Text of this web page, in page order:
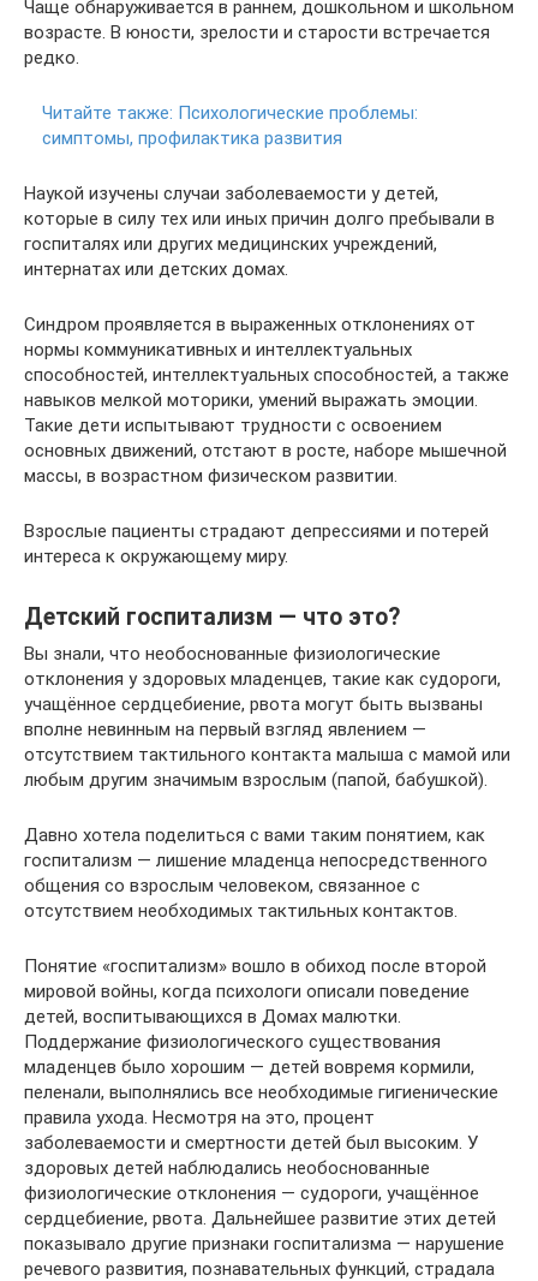
Чаще обнаруживается в раннем, дошкольном и школьном
возрасте. В юности, зрелости и старости встречается
редко.
Читайте также: Психологические проблемы:
симптомы, профилактика развития
Наукой изучены случаи заболеваемости у детей,
которые в силу тех или иных причин долго пребывали в
госпиталях или других медицинских учреждений,
интернатах или детских домах.
Синдром проявляется в выраженных отклонениях от
нормы коммуникативных и интеллектуальных
способностей, интеллектуальных способностей, а также
навыков мелкой моторики, умений выражать эмоции.
Такие дети испытывают трудности с освоением
основных движений, отстают в росте, наборе мышечной
массы, в возрастном физическом развитии.
Взрослые пациенты страдают депрессиями и потерей
интереса к окружающему миру.
Детский госпитализм — что это?
Вы знали, что необоснованные физиологические
отклонения у здоровых младенцев, такие как судороги,
учащённое сердцебиение, рвота могут быть вызваны
вполне невинным на первый взгляд явлением —
отсутствием тактильного контакта малыша с мамой или
любым другим значимым взрослым (папой, бабушкой).
Давно хотела поделиться с вами таким понятием, как
госпитализм — лишение младенца непосредственного
общения со взрослым человеком, связанное с
отсутствием необходимых тактильных контактов.
Понятие «госпитализм» вошло в обиход после второй
мировой войны, когда психологи описали поведение
детей, воспитывающихся в Домах малютки.
Поддержание физиологического существования
младенцев было хорошим — детей вовремя кормили,
пеленали, выполнялись все необходимые гигиенические
правила ухода. Несмотря на это, процент
заболеваемости и смертности детей был высоким. У
здоровых детей наблюдались необоснованные
физиологические отклонения — судороги, учащённое
сердцебиение, рвота. Дальнейшее развитие этих детей
показывало другие признаки госпитализма — нарушение
речевого развития, познавательных функций, страдала